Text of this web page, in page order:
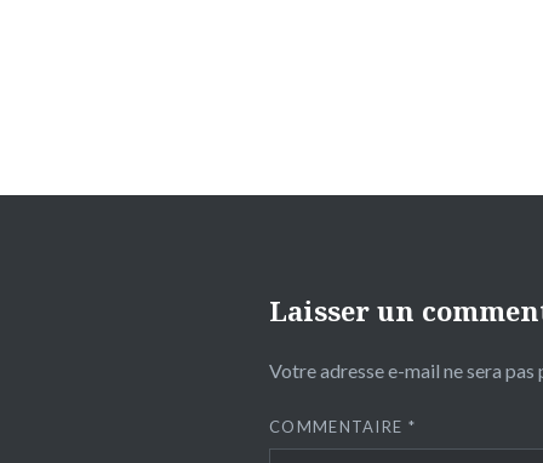
Laisser un
Votre adresse e-mail ne sera pas
COMMENTAIRE *